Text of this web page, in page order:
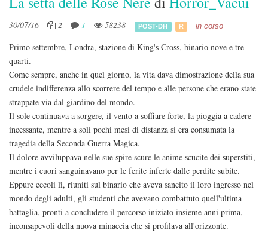
30/07/16 2 1 58238 POST-DH R in corso
Primo settembre, Londra, stazione di King's Cross, binario nove e tre
quarti.
Come sempre, anche in quel giorno, la vita dava dimostrazione della sua
crudele indifferenza allo scorrere del tempo e alle persone che erano state
strappate via dal giardino del mondo.
Il sole continuava a sorgere, il vento a soffiare forte, la pioggia a cadere
incessante, mentre a soli pochi mesi di distanza si era consumata la
tragedia della Seconda Guerra Magica.
Il dolore avviluppava nelle sue spire scure le anime scucite dei superstiti,
mentre i cuori sanguinavano per le ferite inferte dalle perdite subite.
Eppure eccoli lì, riuniti sul binario che aveva sancito il loro ingresso nel
mondo degli adulti, gli studenti che avevano combattuto quell'ultima
battaglia, pronti a concludere il percorso iniziato insieme anni prima,
inconsapevoli della nuova minaccia che si profilava all'orizzonte.